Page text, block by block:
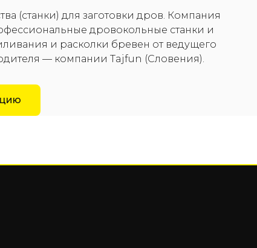
(станки) для заготовки дров. Компания
дровокольные станки и
и расколки бревен от ведущего
— компании Tajfun (Словения).